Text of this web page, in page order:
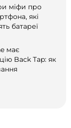
міфи про
які
батареї
має
Back Tap: як